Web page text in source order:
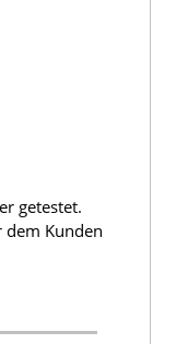
getestet.
dem Kunden